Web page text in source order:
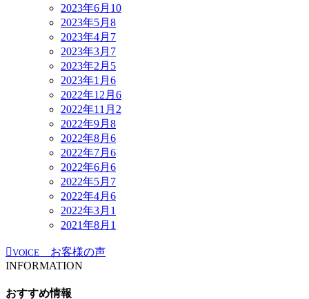
2023年6月 10
2023年5月 8
2023年4月 7
2023年3月 7
2023年2月 5
2023年1月 6
2022年12月 6
2022年11月 2
2022年9月 8
2022年8月 6
2022年7月 6
2022年6月 6
2022年5月 7
2022年4月 6
2022年3月 1
2021年8月 1
VOICE
お客様の声
INFORMATION
おすすめ情報